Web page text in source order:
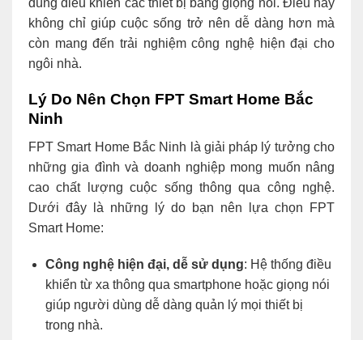
không chỉ giúp cuộc sống trở nên dễ dàng hơn mà
còn mang đến trải nghiệm công nghệ hiện đại cho
ngôi nhà.
Lý Do Nên Chọn FPT Smart Home Bắc
Ninh
FPT Smart Home Bắc Ninh là giải pháp lý tưởng cho
những gia đình và doanh nghiệp mong muốn nâng
cao chất lượng cuộc sống thông qua công nghệ.
Dưới đây là những lý do bạn nên lựa chọn FPT
Smart Home:
Công nghệ hiện đại, dễ sử dụng: Hệ thống điều
khiển từ xa thông qua smartphone hoặc giọng nói
giúp người dùng dễ dàng quản lý mọi thiết bị
trong nhà.